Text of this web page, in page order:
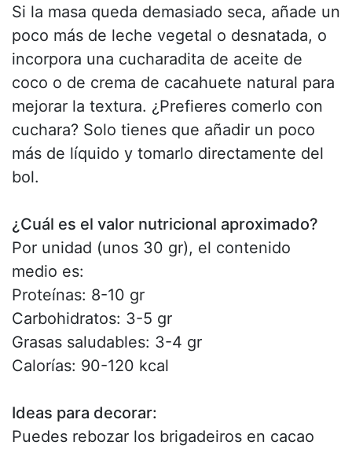
Si la masa queda demasiado seca, añade un
poco más de leche vegetal o desnatada, o
incorpora una cucharadita de aceite de
coco o de crema de cacahuete natural para
mejorar la textura. ¿Prefieres comerlo con
cuchara? Solo tienes que añadir un poco
más de líquido y tomarlo directamente del
bol.
¿Cuál es el valor nutricional aproximado?
Por unidad (unos 30 gr), el contenido
medio es:
Proteínas: 8-10 gr
Carbohidratos: 3-5 gr
Grasas saludables: 3-4 gr
Calorías: 90-120 kcal
Ideas para decorar:
Puedes rebozar los brigadeiros en cacao